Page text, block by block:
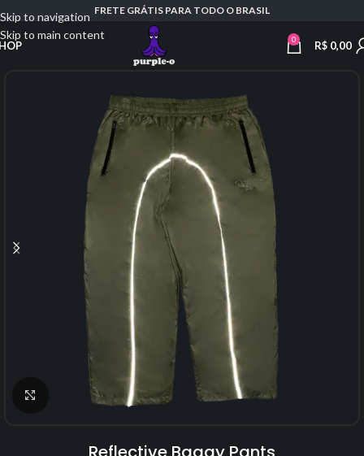
Skip to navigation
Skip to main content
FRETE GRÁTIS PARA TODO O BRASIL
0 R$0,00
Click to enlarge